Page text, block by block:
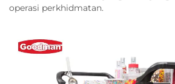
operasi perkhidmatan.